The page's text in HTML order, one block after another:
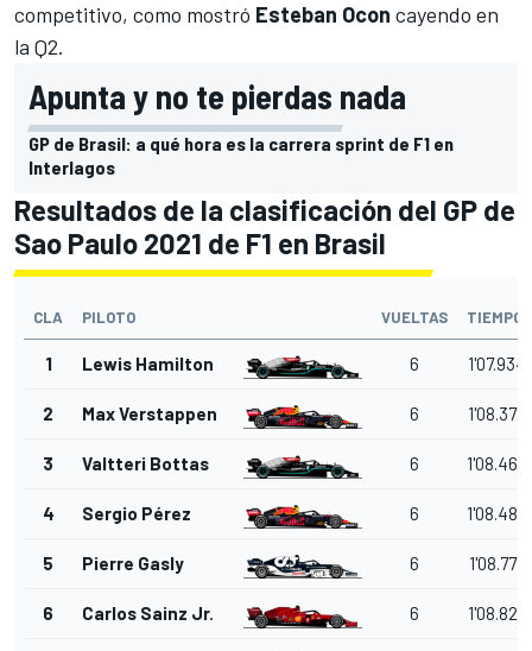
competitivo, como mostró Esteban Ocon cayendo en
la Q2.
Apunta y no te pierdas nada
GP de Brasil: a qué hora es la carrera sprint de F1 en
Interlagos
Resultados de la clasificación del GP de
Sao Paulo 2021 de F1 en Brasil
CLA PILOTO VUELTAS TIEMPO
1 Lewis Hamilton 6 1'07.934
2 Max Verstappen 6 1'08.372
3 Valtteri Bottas 6 1'08.469
4 Sergio Pérez 6 1'08.483
5 Pierre Gasly 6 1'08.777
6 Carlos Sainz Jr. 6 1'08.826